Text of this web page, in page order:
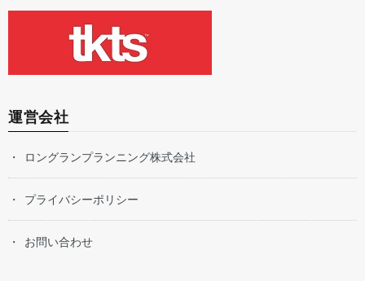
運営会社
ロングランプランニング株式会社
プライバシーポリシー
お問い合わせ